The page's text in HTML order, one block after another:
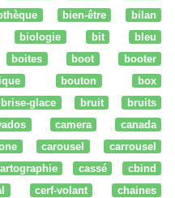
bien-être
bilan
biologie bit
bleu
boites boot
booter
bouton
box
brise-glace bruit
bruits
camera
canada
carousel
carrousel
cassé
cbind
cerf-volant
chaines